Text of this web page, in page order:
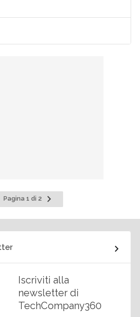
Pagina 1 di 2
Pagina
successiva
Iscriviti alla
newsletter di
TechCompany360